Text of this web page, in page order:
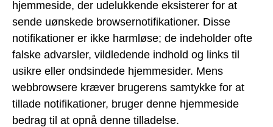
hjemmeside, der udelukkende eksisterer for at
sende uønskede browsernotifikationer. Disse
notifikationer er ikke harmløse; de indeholder ofte
falske advarsler, vildledende indhold og links til
usikre eller ondsindede hjemmesider. Mens
webbrowsere kræver brugerens samtykke for at
tillade notifikationer, bruger denne hjemmeside
bedrag til at opnå denne tilladelse.